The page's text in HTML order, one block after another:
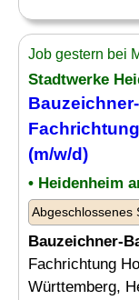
Job gestern bei
Stadtwerke
(m/w/d)
• Heidenheim
Abgeschlossenes
Bauzeichner-
Fachrichtung
Württemberg,